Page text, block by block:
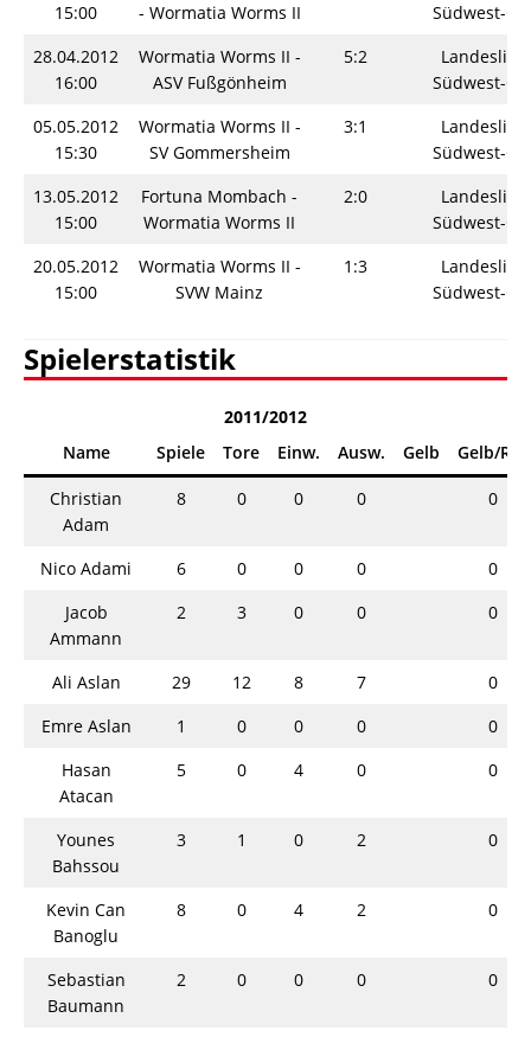
15:00
- Wormatia Worms II
Südwest-
28.04.2012
16:00
Wormatia Worms II -
ASV Fußgönheim
5:2
Landesliga
Südwest-
05.05.2012
15:30
Wormatia Worms II -
SV Gommersheim
3:1
Landesliga
Südwest-
13.05.2012
15:00
Fortuna Mombach -
Wormatia Worms II
2:0
Landesliga
Südwest-
20.05.2012
15:00
Wormatia Worms II -
SVW Mainz
1:3
Landesliga
Südwest-
Spielerstatistik
2011/2012
Name
Spiele Tore Einw. Ausw. Gelb Gelb/Rot
Christian
Adam
8 0 0 0 0
Nico Adami 6 0 0 0
0
Jacob
Ammann
2 3 0 0 0
Ali Aslan 29 12 8 7
0
Emre Aslan
1 0 0 0
0
Hasan
Atacan
5 0 4 0 0
Younes
Bahssou
3 1 0 2 0
Kevin Can
Banoglu
8 0 4 2 0
Sebastian
Baumann
2 0 0 0 0